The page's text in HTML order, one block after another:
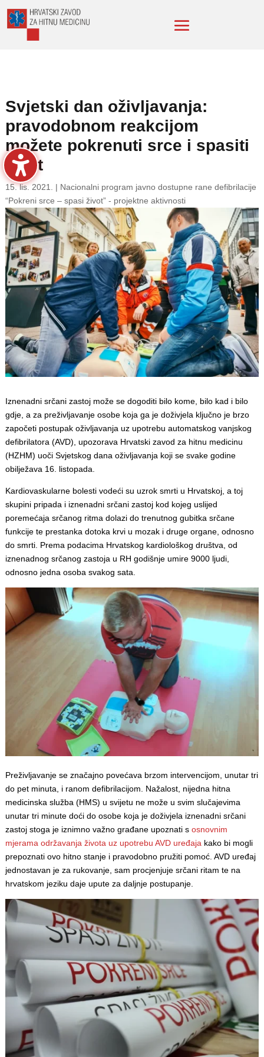
Svjetski dan oživljavanja:
pravodobnom reakcijom
možete pokrenuti srce i spasiti
život
15. lis. 2021. | Nacionalni program javno dostupne rane defibrilacije
“Pokreni srce – spasi život” - projektne aktivnosti
Iznenadni srčani zastoj može se dogoditi bilo kome, bilo kad i bilo
gdje, a za preživljavanje osobe koja ga je doživjela ključno je brzo
započeti postupak oživljavanja uz upotrebu automatskog vanjskog
defibrilatora (AVD), upozorava Hrvatski zavod za hitnu medicinu
(HZHM) uoči Svjetskog dana oživljavanja koji se svake godine
obilježava 16. listopada.
Kardiovaskularne bolesti vodeći su uzrok smrti u Hrvatskoj, a toj
skupini pripada i iznenadni srčani zastoj kod kojeg uslijed
poremećaja srčanog ritma dolazi do trenutnog gubitka srčane
funkcije te prestanka dotoka krvi u mozak i druge organe, odnosno
do smrti. Prema podacima Hrvatskog kardiološkog društva, od
iznenadnog srčanog zastoja u RH godišnje umire 9000 ljudi,
odnosno jedna osoba svakog sata.
Preživljavanje se značajno povećava brzom intervencijom, unutar tri
do pet minuta, i ranom defibrilacijom. Nažalost, nijedna hitna
medicinska služba (HMS) u svijetu ne može u svim slučajevima
unutar tri minute doći do osobe koja je doživjela iznenadni srčani
zastoj stoga je iznimno važno građane upoznati s osnovnim
mjerama održavanja života uz upotrebu AVD uređajakako bi mogli
prepoznati ovo hitno stanje i pravodobno pružiti pomoć. AVD uređaj
jednostavan je za rukovanje, sam procjenjuje srčani ritam te na
hrvatskom jeziku daje upute za daljnje postupanje.